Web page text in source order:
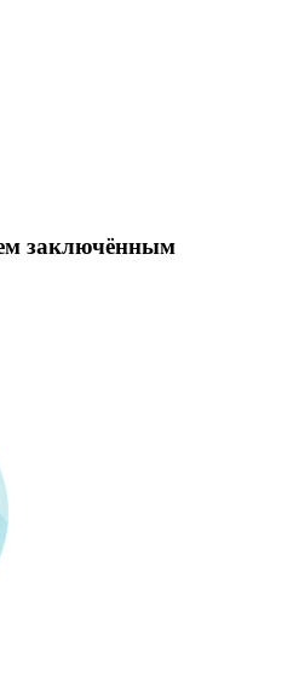
заключённым